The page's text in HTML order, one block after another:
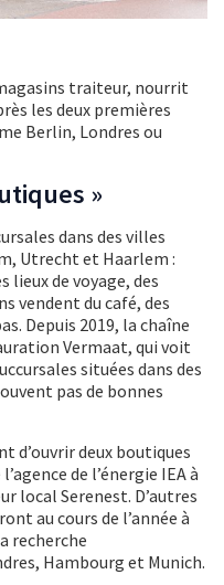
traiteur, nourrit
les deux premières
Berlin, Londres ou
»
dans des villes
Utrecht et Haarlem :
lieux de voyage, des
vendent du café, des
Depuis 2019, la chaîne
Vermaat, qui voit
situées dans des
pas de bonnes
d’ouvrir deux boutiques
de l’énergie IEA à
local Serenest. D’autres
au cours de l’année à
recherche
Hambourg et Munich.